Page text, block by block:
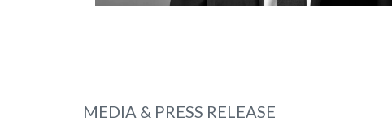
MEDIA & PRESS RELEASE